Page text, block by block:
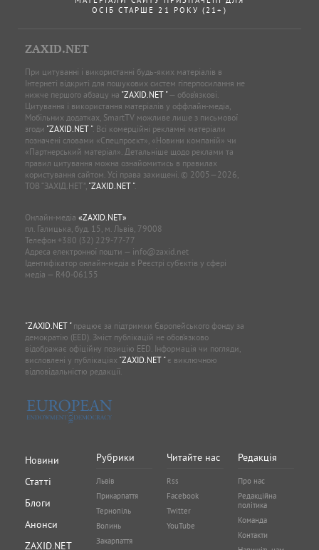
ОСІБ СТАРШЕ 21 РОКУ (21+)
ZAXID.NET
При цитуванні і використанні будь-яких матеріалів в
Інтернеті відкриті для пошукових систем гіперпосилання не
нижче першого абзацу на "ZAXID.NET "— обов’язкові.
Цитування і використання матеріалів у оффлайн-медіа,
Мобільних додатках, SmartTV можливе лише з письмової
згоди "ZAXID.NET ". Всі комерційні рекламні матеріали
позначені словами «Спецпроєкт», «Новини компаній» чи
«Партнерський матеріал». Детальніше щодо реклами та
правил цитування можна ознайомитись в правилах
користування сайтом. Усі права захищені. © 2005—2026,
ТОВ “ЗАХІД.НЕТ”, "ZAXID.NET ".
Онлайн-медіа «ZAXID.NET»
пл. Галицька, буд. 15, м. Львів, 79008
Телефон +380 (32) 229-77-77
Адреса електронної пошти — info@zaxid.net
Ідентифікатор онлайн-медіа в Реєстрі суб'єктів у сфері
медіа — R40-06155
"ZAXID.NET "працює за підтримки Європейського фонду за
демократію (EED). Зміст публікацій не обов’язково
відображає офіційну позицію EED. Інформація чи погляди,
висловлені у публікаціях "ZAXID.NET "є виключною
відповідальністю редакції.
Новини
Статті
Блоги
Анонси
ZAXID.NET
Рубрики
Львів
Прикарпаття
Тернопіль
Волинь
Закарпаття
Читайте нас
Rss
Facebook
Twitter
YouTube
Редакція
Про нас
Редакційна
політика
Команда
Контакти